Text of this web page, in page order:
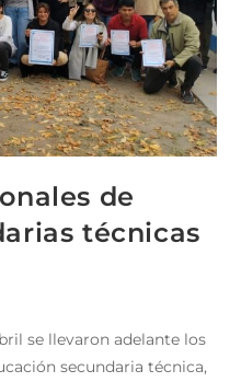
de
técnicas
se llevaron adelante los
secundaria técnica,